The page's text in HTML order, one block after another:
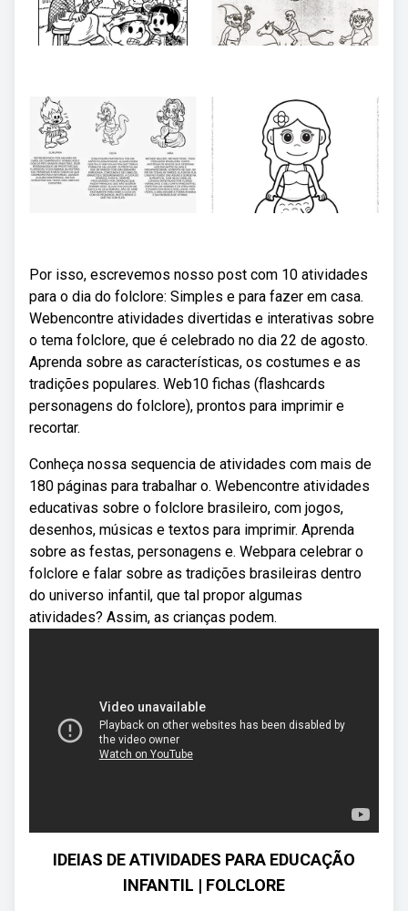
Por isso, escrevemos nosso post com 10 atividades
para o dia do folclore: Simples e para fazer em casa.
Webencontre atividades divertidas e interativas sobre
o tema folclore, que é celebrado no dia 22 de agosto.
Aprenda sobre as características, os costumes e as
tradições populares. Web10 fichas (flashcards
personagens do folclore), prontos para imprimir e
recortar.
Conheça nossa sequencia de atividades com mais de
180 páginas para trabalhar o. Webencontre atividades
educativas sobre o folclore brasileiro, com jogos,
desenhos, músicas e textos para imprimir. Aprenda
sobre as festas, personagens e. Webpara celebrar o
folclore e falar sobre as tradições brasileiras dentro
do universo infantil, que tal propor algumas
atividades? Assim, as crianças podem.
IDEIAS DE ATIVIDADES PARA EDUCAÇÃO
INFANTIL | FOLCLORE